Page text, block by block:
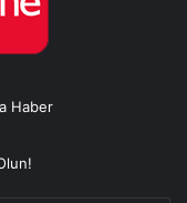
Haber